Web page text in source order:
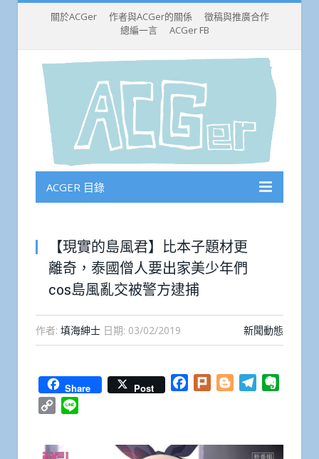
關於ACGer 作者與ACGer的關係
徵稿與推廣合作
總編一言
ACGer FB
ACGER 目錄
【現實的島風君】比本子題材更
離奇，泰國僧人要出家美少年們
cos島風亂交被警方逮捕
作者: 填海紳士 日期: 03/02/2019 新聞動態
Share Post Facebook
Plurk BloggerTelegram
Copy